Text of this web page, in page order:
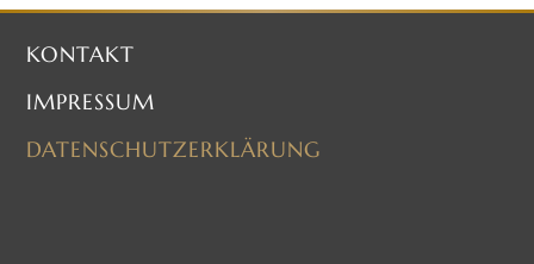
KONTAKT
IMPRESSUM
DATENSCHUTZERKLÄRUNG